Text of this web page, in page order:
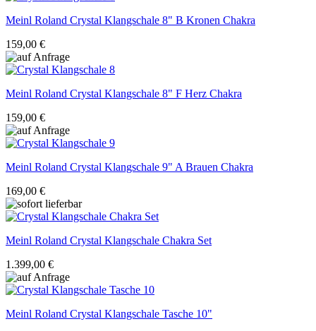
Meinl Roland Crystal Klangschale 8" B Kronen Chakra
159,00 €
Meinl Roland Crystal Klangschale 8" F Herz Chakra
159,00 €
Meinl Roland Crystal Klangschale 9" A Brauen Chakra
169,00 €
Meinl Roland Crystal Klangschale Chakra Set
1.399,00 €
Meinl Roland Crystal Klangschale Tasche 10"